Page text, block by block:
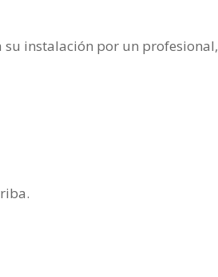
su instalación por un profesional,